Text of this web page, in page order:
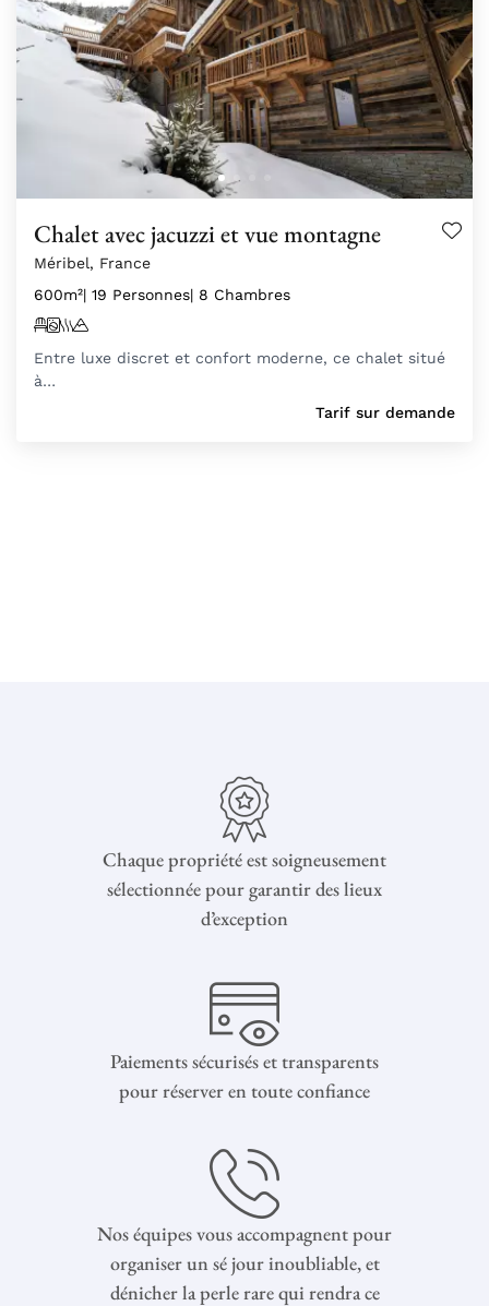
Chalet avec jacuzzi et vue montagne
Méribel, France
600m²| 19 Personnes| 8 Chambres
Entre luxe discret et confort moderne, ce chalet situé
à…
Tarif sur demande
Chaque propriété est soigneusement
sélectionnée pour garantir des lieux
d’exception
Paiements sécurisés et transparents
pour réserver en toute confiance
Nos équipes vous accompagnent pour
organiser un sé jour inoubliable, et
dénicher la perle rare qui rendra ce